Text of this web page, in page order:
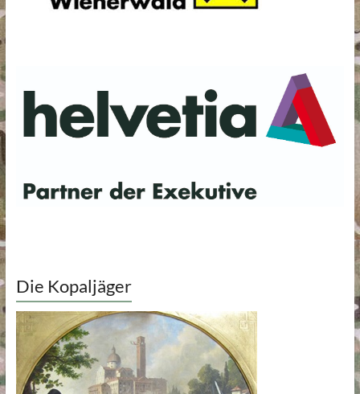
Die Kopaljäger